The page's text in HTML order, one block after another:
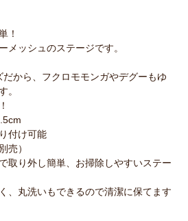
！
メッシュのステージです。
だから、フクロモモンガやデグーもゆ
。
付け可能
売）
取り外し簡単、お掃除しやすいステー
、丸洗いもできるので清潔に保てます